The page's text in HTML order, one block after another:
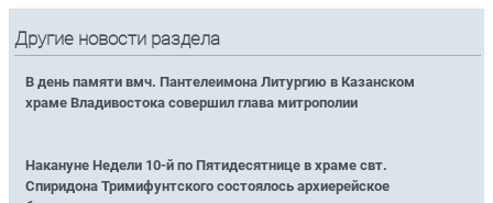
Другие новости раздела
В день памяти вмч. Пантелеимона Литургию в Казанском
храме Владивостока совершил глава митрополии
Накануне Недели 10-й по Пятидесятнице в храме свт.
Спиридона Тримифунтского состоялось архиерейское